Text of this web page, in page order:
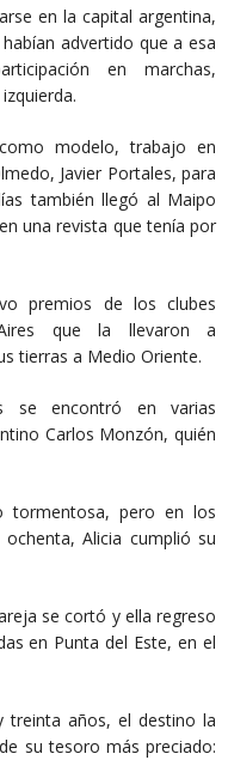
en la capital argentina,
advertido que a esa
en marchas,
modelo, trabajo en
Javier Portales, para
también llegó al Maipo
una revista que tenía por
premios de los clubes
que la llevaron a
tierras a Medio Oriente.
se encontró en varias
Carlos Monzón, quién
tormentosa, pero en los
Alicia cumplió su
se cortó y ella regreso
en Punta del Este, en el
treinta años, el destino la
su tesoro más preciado: